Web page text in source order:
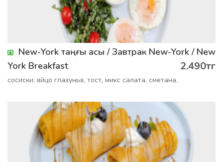
New-York таңғы асы / Завтрак New-York / New
York Breakfast
2.490тг
сосиски, яйцо глазунья, тост, микс салата, сметана.